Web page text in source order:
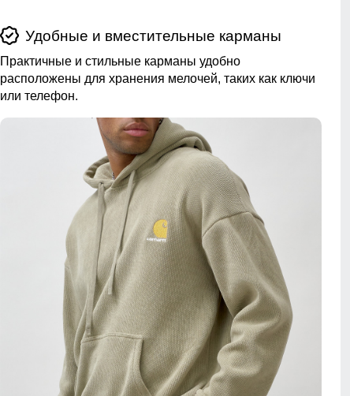
Удобные и вместительные карманы
Практичные и стильные карманы удобно
расположены для хранения мелочей, таких как ключи
или телефон.